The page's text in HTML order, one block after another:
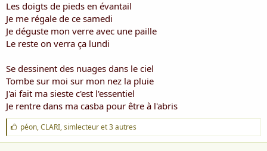
Les doigts de pieds en évantail
Je me régale de ce samedi
Je déguste mon verre avec une paille
Le reste on verra ça lundi
Se dessinent des nuages dans le ciel
Tombe sur moi sur mon nez la pluie
J'ai fait ma sieste c'est l'essentiel
Je rentre dans ma casba pour être à l'abris
J
'
a
péon,CLARI,simlecteuret 3 autres